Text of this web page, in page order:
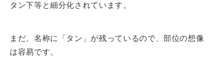
タン下等と細分化されています。
まだ、名称に「タン」が残っているので、部位の想像
は容易です。